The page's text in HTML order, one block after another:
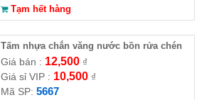
Tạm hết hàng
Tấm nhựa chắn văng nước bồn rửa chén
hình gấu
Giá bán : 12,500₫
Giá sỉ VIP : 10,500₫
Mã SP: 5667